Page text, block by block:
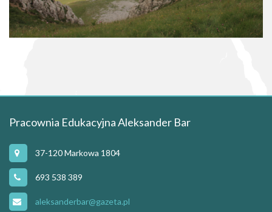
Pracownia Edukacyjna Aleksander Bar
37-120 Markowa 1804
693 538 389
aleksanderbar@gazeta.pl